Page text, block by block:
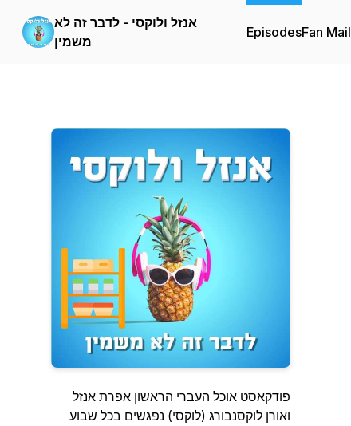
אנזל ולוקסי - לדבר זה לא
משמין
EpisodesFan Mail
פודקאסט אוכל העברי הראשון אפרת אנזל
ואורן לוקסנבורג (לוקסי) נפגשים בכל שבוע